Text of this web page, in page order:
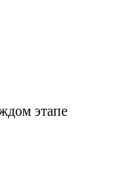
этапе